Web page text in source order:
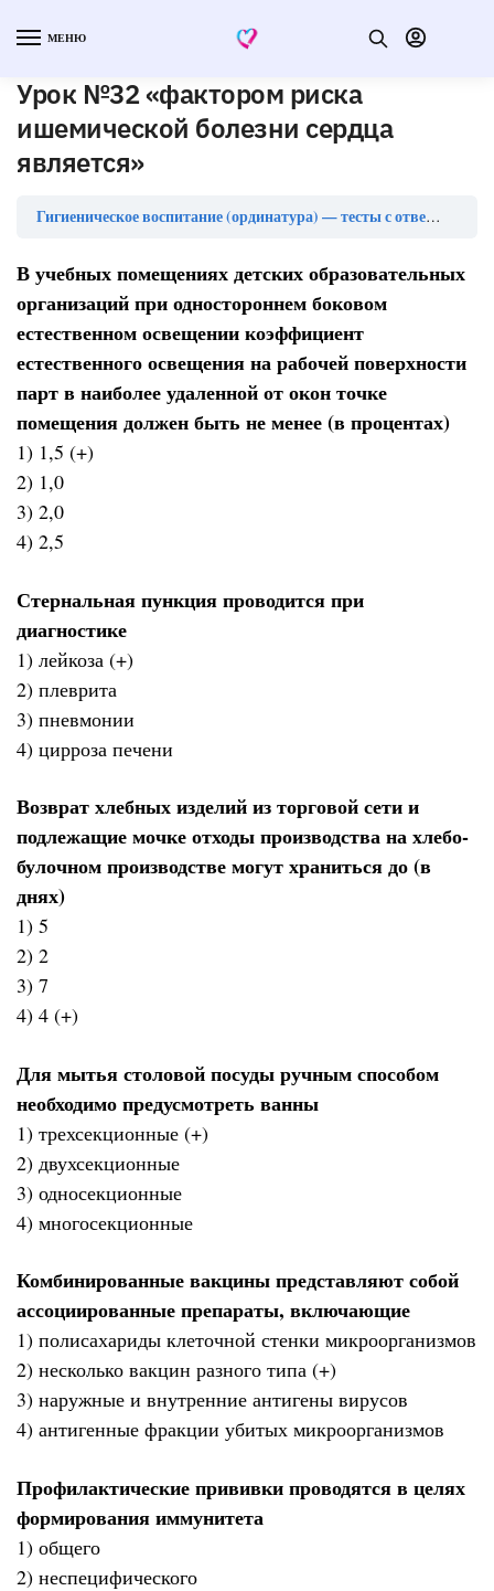
МЕНЮ
Урок №32 «фактором риска
ишемической болезни сердца
является»
Гигиеническое воспитание (ординатура) — тесты с ответами
В учебных помещениях детских образовательных
организаций при одностороннем боковом
естественном освещении коэффициент
естественного освещения на рабочей поверхности
парт в наиболее удаленной от окон точке
помещения должен быть не менее (в процентах)
1) 1,5 (+)
2) 1,0
3) 2,0
4) 2,5
Стернальная пункция проводится при
диагностике
1) лейкоза (+)
2) плеврита
3) пневмонии
4) цирроза печени
Возврат хлебных изделий из торговой сети и
подлежащие мочке отходы производства на хлебо-
булочном производстве могут храниться до (в
днях)
1) 5
2) 2
3) 7
4) 4 (+)
Для мытья столовой посуды ручным способом
необходимо предусмотреть ванны
1) трехсекционные (+)
2) двухсекционные
3) односекционные
4) многосекционные
Комбинированные вакцины представляют собой
ассоциированные препараты, включающие
1) полисахариды клеточной стенки микроорганизмов
2) несколько вакцин разного типа (+)
3) наружные и внутренние антигены вирусов
4) антигенные фракции убитых микроорганизмов
Профилактические прививки проводятся в целях
формирования иммунитета
1) общего
2) неспецифического